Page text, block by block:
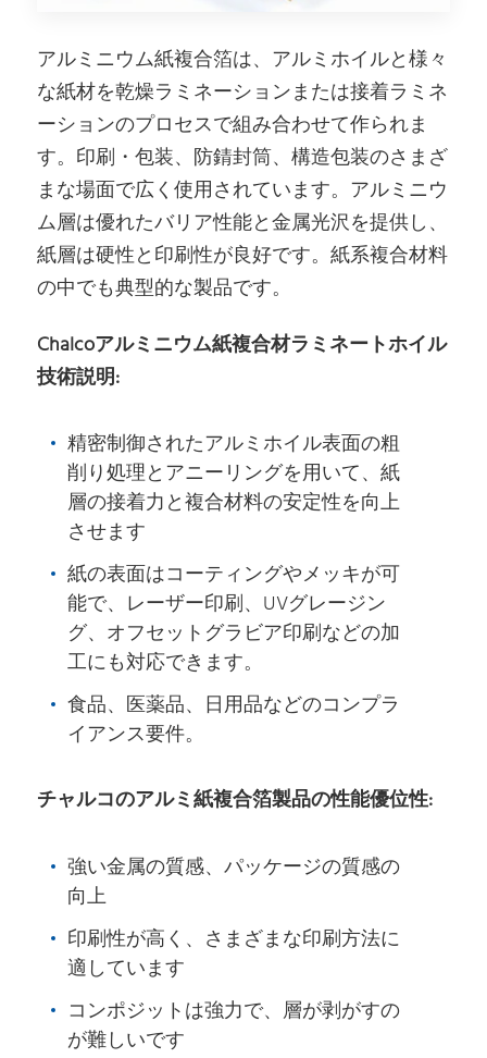
アルミニウム紙複合箔は、アルミホイルと様々
な紙材を乾燥ラミネーションまたは接着ラミネ
ーションのプロセスで組み合わせて作られま
す。印刷・包装、防錆封筒、構造包装のさまざ
まな場面で広く使用されています。アルミニウ
ム層は優れたバリア性能と金属光沢を提供し、
紙層は硬性と印刷性が良好です。紙系複合材料
の中でも典型的な製品です。
Chalcoアルミニウム紙複合材ラミネートホイル
技術説明:
精密制御されたアルミホイル表面の粗
削り処理とアニーリングを用いて、紙
層の接着力と複合材料の安定性を向上
させます
紙の表面はコーティングやメッキが可
能で、レーザー印刷、UVグレージン
グ、オフセットグラビア印刷などの加
工にも対応できます。
食品、医薬品、日用品などのコンプラ
イアンス要件。
チャルコのアルミ紙複合箔製品の性能優位性:
強い金属の質感、パッケージの質感の
向上
印刷性が高く、さまざまな印刷方法に
適しています
コンポジットは強力で、層が剥がすの
が難しいです